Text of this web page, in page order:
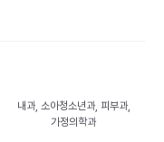
내과, 소아청소년과, 피부과,
가정의학과